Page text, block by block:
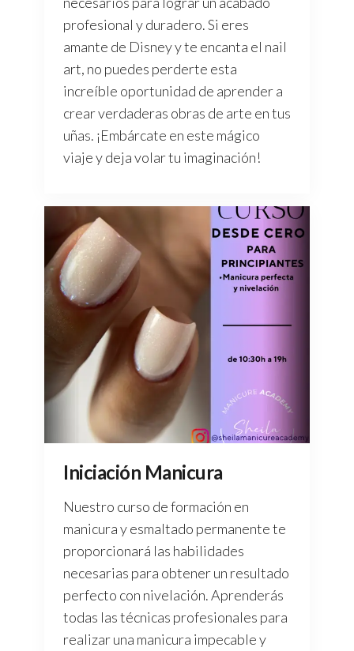
profesional y duradero. Si eres
amante de Disney y te encanta el nail
art, no puedes perderte esta
increíble oportunidad de aprender a
crear verdaderas obras de arte en tus
uñas. ¡Embárcate en este mágico
viaje y deja volar tu imaginación!
Iniciación Manicura
Nuestro curso de formación en
manicura y esmaltado permanente te
proporcionará las habilidades
necesarias para obtener un resultado
perfecto con nivelación. Aprenderás
todas las técnicas profesionales para
realizar una manicura impecable y